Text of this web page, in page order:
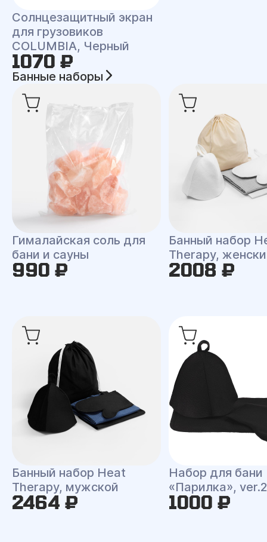
Солнцезащитный экран
для грузовиков
COLUMBIA, Черный
1070 ₽
Банные наборы
Гималайская соль для
бани и сауны
990 ₽
Банный набор
Therapy,
2008 ₽
Банный набор Heat
Therapy, мужской
2464 ₽
Набор для бани
«Парилка», ver.2
1000 ₽